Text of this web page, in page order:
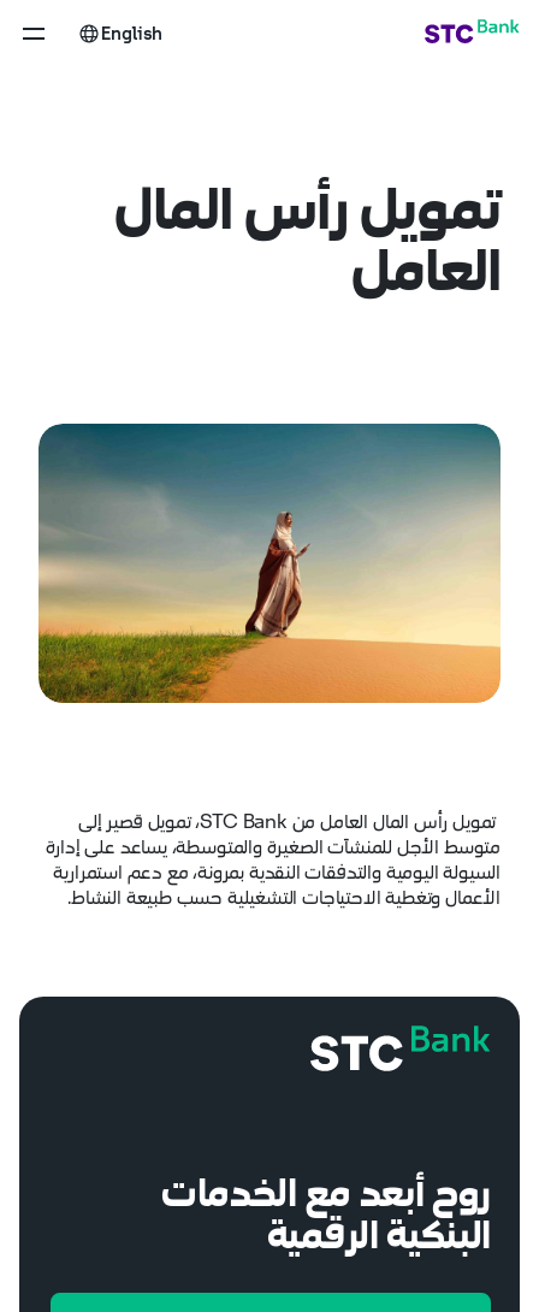
تخطي إلى المحتوى الرئيسي
Working Capital Financing
English
تمويل رأس المال
العامل
تمويل رأس المال العامل من STC Bank، تمويل قصير إلى
متوسط الأجل للمنشآت الصغيرة والمتوسطة، يساعد على إدارة
السيولة اليومية والتدفقات النقدية بمرونة، مع دعم استمرارية
الأعمال وتغطية الاحتياجات التشغيلية حسب طبيعة النشاط.
روح أبعد مع الخدمات
البنكية الرقمية